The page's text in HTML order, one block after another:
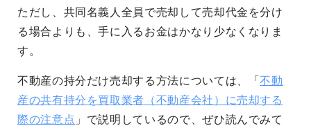
ただし、共同名義人全員で売却して売却代金を分け
る場合よりも、手に入るお金はかなり少なくなりま
す。
不動産の持分だけ売却する方法については、「不動
産の共有持分を買取業者（不動産会社）に売却する
際の注意点 」で説明しているので、ぜひ読んでみて